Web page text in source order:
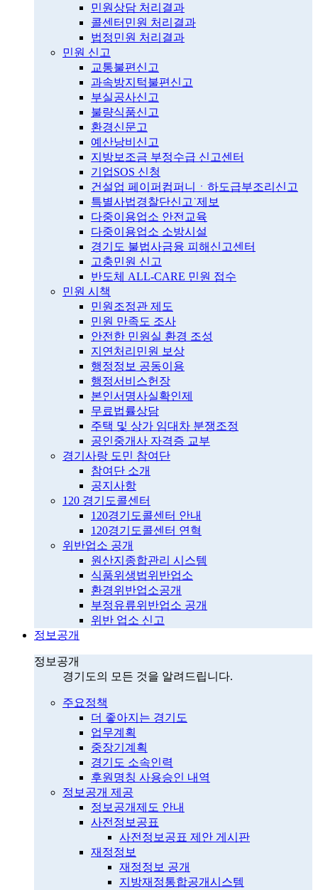
민원상담 처리결과
콜센터민원 처리결과
법정민원 처리결과
민원 신고
교통불편신고
과속방지턱불편신고
부실공사신고
불량식품신고
환경신문고
예산낭비신고
지방보조금 부정수급 신고센터
기업SOS 신청
건설업 페이퍼컴퍼니ㆍ하도급부조리신고
특별사법경찰단신고˙제보
다중이용업소 안전교육
다중이용업소 소방시설
경기도 불법사금융 피해신고센터
고충민원 신고
반도체 ALL-CARE 민원 접수
민원 시책
민원조정관 제도
민원 만족도 조사
안전한 민원실 환경 조성
지연처리민원 보상
행정정보 공동이용
행정서비스헌장
본인서명사실확인제
무료법률상담
주택 및 상가 임대차 분쟁조정
공인중개사 자격증 교부
경기사랑 도민 참여단
참여단 소개
공지사항
120 경기도콜센터
120경기도콜센터 안내
120경기도콜센터 연혁
위반업소 공개
원산지종합관리 시스템
식품위생법위반업소
환경위반업소공개
부정유류위반업소 공개
위반 업소 신고
정보공개
정보공개
경기도의 모든 것을 알려드립니다.
주요정책
더 좋아지는 경기도
업무계획
중장기계획
경기도 소속인력
후원명칭 사용승인 내역
정보공개 제공
정보공개제도 안내
사전정보공표
사전정보공표 제안 게시판
재정정보
재정정보 공개
지방재정통합공개시스템